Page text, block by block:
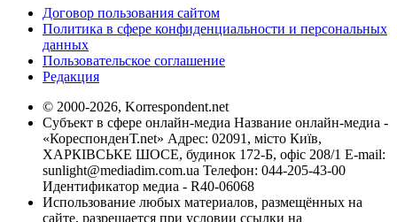
Договор пользования сайтом
Политика в сфере конфиденциальности и персональных
данных
Пользовательское соглашение
Редакция
© 2000-2026, Korrespondent.net
Субъект в сфере онлайн-медиа Название онлайн-медиа -
«КореспонденТ.net» Адрес: 02091, місто Київ,
ХАРКІВСЬКЕ ШОСЕ, будинок 172-Б, офіс 208/1 E-mail:
sunlight@mediadim.com.ua Телефон: 044-205-43-00
Идентификатор медиа - R40-06068
Использование любых материалов, размещённых на
сайте, разрешается при условии ссылки на